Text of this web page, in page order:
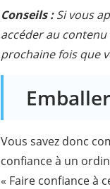
Conseils :Si vous
accéder au
prochaine fois que
Emballer
Vous savez donc
confiance à un
« Faire confiance à